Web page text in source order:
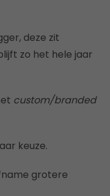
deze zit
zo het hele jaar
custom/branded
keuze.
grotere